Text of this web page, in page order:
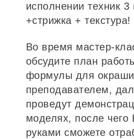
исполнении техник 3
+стрижка + текстура!
Во время мастер-
обсудите план
формулы для
преподавателем,
проведут
моделях, после
руками сможете